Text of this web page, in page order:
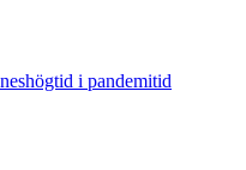
i pandemitid